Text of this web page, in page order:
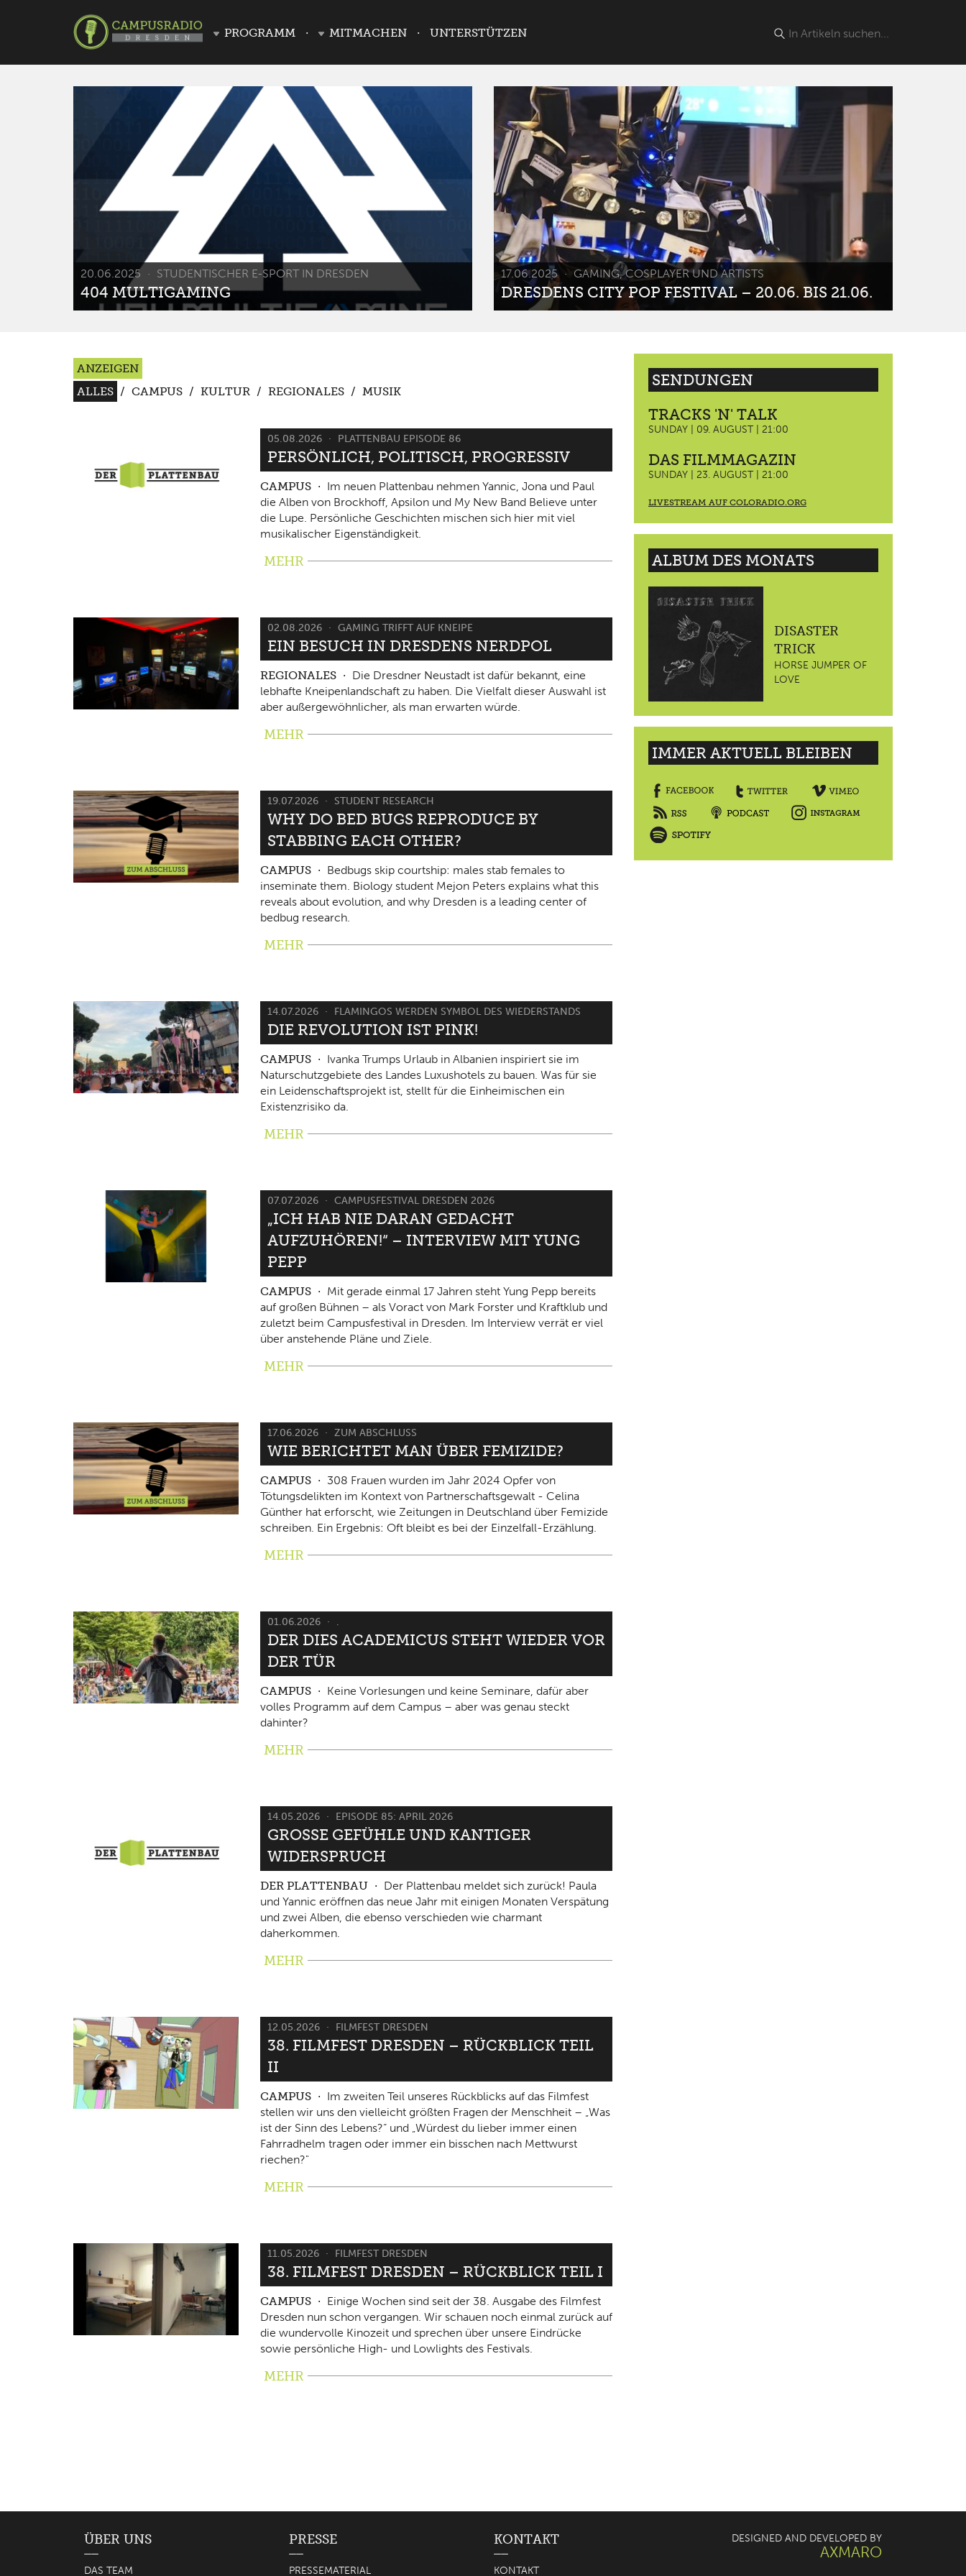
PROGRAMM MITMACHEN UNTERSTÜTZEN
20.06.2025 STUDENTISCHER E-SPORT IN DRESDEN
404 MULTIGAMING
17.06.2025 GAMING, COSPLAYER UND ARTISTS
DRESDENS CITY POP FESTIVAL – 20.06. BIS 21.06.
ANZEIGEN
ALLES / CAMPUS / KULTUR / REGIONALES / MUSIK
05.08.2026 PLATTENBAU EPISODE 86
PERSÖNLICH, POLITISCH, PROGRESSIV
CAMPUS
Im neuen Plattenbau nehmen Yannic, Jona und Paul
die Alben von Brockhoff, Apsilon und My New Band Believe unter
die Lupe. Persönliche Geschichten mischen sich hier mit viel
musikalischer Eigenständigkeit.
MEHR
02.08.2026 GAMING TRIFFT AUF KNEIPE
EIN BESUCH IN DRESDENS NERDPOL
REGIONALES
Die Dresdner Neustadt ist dafür bekannt, eine
lebhafte Kneipenlandschaft zu haben. Die Vielfalt dieser Auswahl ist
aber außergewöhnlicher, als man erwarten würde.
MEHR
19.07.2026 STUDENT RESEARCH
WHY DO BED BUGS REPRODUCE BY
STABBING EACH OTHER?
CAMPUS
Bedbugs skip courtship: males stab females to
inseminate them. Biology student Mejon Peters explains what this
reveals about evolution, and why Dresden is a leading center of
bedbug research.
MEHR
14.07.2026 FLAMINGOS WERDEN SYMBOL DES WIEDERSTANDS
DIE REVOLUTION IST PINK!
CAMPUS
Ivanka Trumps Urlaub in Albanien inspiriert sie im
Naturschutzgebiete des Landes Luxushotels zu bauen. Was für sie
ein Leidenschaftsprojekt ist, stellt für die Einheimischen ein
Existenzrisiko da.
MEHR
07.07.2026 CAMPUSFESTIVAL DRESDEN 2026
„ICH HAB NIE DARAN GEDACHT
AUFZUHÖREN!“ – INTERVIEW MIT YUNG
PEPP
CAMPUS
Mit gerade einmal 17 Jahren steht Yung Pepp bereits
auf großen Bühnen – als Voract von Mark Forster und Kraftklub und
zuletzt beim Campusfestival in Dresden. Im Interview verrät er viel
über anstehende Pläne und Ziele.
MEHR
17.06.2026 ZUM ABSCHLUSS
WIE BERICHTET MAN ÜBER FEMIZIDE?
CAMPUS
308 Frauen wurden im Jahr 2024 Opfer von
Tötungsdelikten im Kontext von Partnerschaftsgewalt - Celina
Günther hat erforscht, wie Zeitungen in Deutschland über Femizide
schreiben. Ein Ergebnis: Oft bleibt es bei der Einzelfall-Erzählung.
MEHR
01.06.2026 .
DER DIES ACADEMICUS STEHT WIEDER VOR
DER TÜR
CAMPUS
Keine Vorlesungen und keine Seminare, dafür aber
volles Programm auf dem Campus – aber was genau steckt
dahinter?
MEHR
14.05.2026 EPISODE 85: APRIL 2026
GROSSE GEFÜHLE UND KANTIGER W
IDERSPRUCH
DER PLATTENBAU
Der Plattenbau meldet sich zurück! Paula
und Yannic eröffnen das neue Jahr mit einigen Monaten Verspätung
und zwei Alben, die ebenso verschieden wie charmant
daherkommen.
MEHR
12.05.2026 FILMFEST DRESDEN
38. FILMFEST DRESDEN – RÜCKBLICK TEIL
II
CAMPUS
Im zweiten Teil unseres Rückblicks auf das Filmfest
stellen wir uns den vielleicht größten Fragen der Menschheit – „Was
ist der Sinn des Lebens?“ und „Würdest du lieber immer einen
Fahrradhelm tragen oder immer ein bisschen nach Mettwurst
riechen?"
MEHR
11.05.2026 FILMFEST DRESDEN
38. FILMFEST DRESDEN – RÜCKBLICK TEIL I
CAMPUS
Einige Wochen sind seit der 38. Ausgabe des Filmfest
Dresden nun schon vergangen. Wir schauen noch einmal zurück auf
die wundervolle Kinozeit und sprechen über unsere Eindrücke
sowie persönliche High- und Lowlights des Festivals.
MEHR
SENDUNGEN
TRACKS 'N' TALK
SUNDAY | 09. AUGUST | 21:00
DAS FILMMAGAZIN
SUNDAY | 23. AUGUST | 21:00
LIVESTREAM AUF COLORADIO.ORG
ALBUM DES MONATS
DISASTER
TRICK
HORSE JUMPER OF
LOVE
IMMER AKTUELL BLEIBEN
ÜBER UNS
DAS TEAM
PRESSE
PRESSEMATERIAL
KONTAKT
KONTAKT
DESIGNED AND DEVELOPED BY
AXMARO